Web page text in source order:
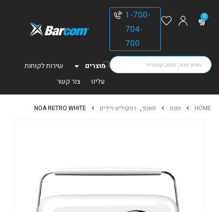
0
1-700-
704-
700
מוצרים
שירות לקוחות
עלינו
צור קשר
HOME חנות סאונד, רמקולים ניידים NOA RETRO WHITE